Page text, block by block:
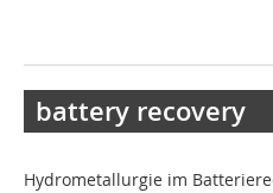
battery recovery
Hydrometallurgie im